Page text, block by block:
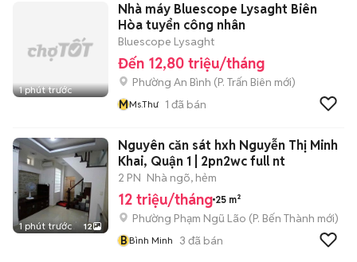
1 phút trước
Nhà máy Bluescope Lysaght Biên
Hòa tuyển công nhân
Bluescope Lysaght
Đến 12,80 triệu/tháng
Phường An Bình (P. Trấn Biên mới)
MMs.Thư 1 đã bán
1 phút trước 12
Nguyên căn sát hxh Nguyễn Thị Minh
Khai, Quận 1 | 2pn2wc full nt
2 PN Nhà ngõ, hẻm
12 triệu/tháng 25 m²
Phường Phạm Ngũ Lão (P. Bến Thành mới)
BBình Minh 3 đã bán